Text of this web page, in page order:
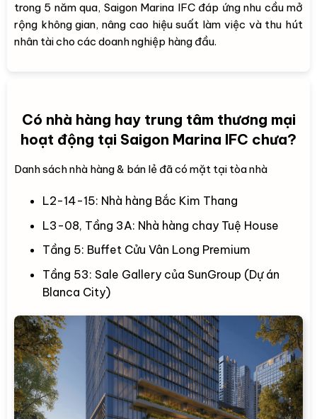
trong 5 năm qua, Saigon Marina IFC đáp ứng nhu cầu mở
rộng không gian, nâng cao hiệu suất làm việc và thu hút
nhân tài cho các doanh nghiệp hàng đầu.
Có nhà hàng hay trung tâm thương mại
hoạt động tại Saigon Marina IFC chưa?
Danh sách nhà hàng & bán lẻ đã có mặt tại tòa nhà
L2-14-15: Nhà hàng Bắc Kim Thang
L3-08, Tầng 3A: Nhà hàng chay Tuệ House
Tầng 5: Buffet Cửu Vân Long Premium
Tầng 53: Sale Gallery của SunGroup (Dự án
Blanca City)